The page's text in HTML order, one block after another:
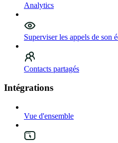
Analytics
Superviser les appels de son
Contacts partagés
Intégrations
Vue d'ensemble